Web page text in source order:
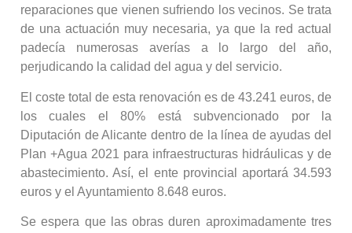
reparaciones que vienen sufriendo los vecinos. Se trata
de una actuación muy necesaria, ya que la red actual
padecía numerosas averías a lo largo del año,
perjudicando la calidad del agua y del servicio.
El coste total de esta renovación es de 43.241 euros, de
los cuales el 80% está subvencionado por la
Diputación de Alicante dentro de la línea de ayudas del
Plan +Agua 2021 para infraestructuras hidráulicas y de
abastecimiento. Así, el ente provincial aportará 34.593
euros y el Ayuntamiento 8.648 euros.
Se espera que las obras duren aproximadamente tres